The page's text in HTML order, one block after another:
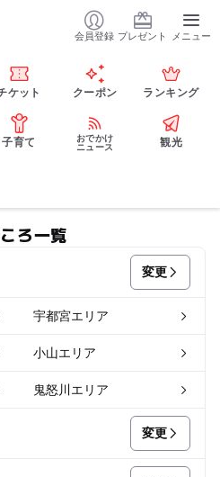
会員登録 プレゼント メニュー
ケット クーポン ランキング
子育て
おでかけ
ニュース
観光
ろ一覧
変更
宇都宮エリア
小山エリア
鬼怒川エリア
変更